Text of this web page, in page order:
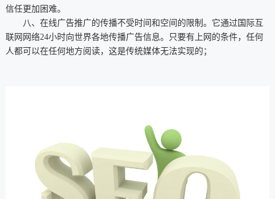
信任更加困难。
八、在线广告推广的传播不受时间和空间的限制。它通过国际互
联网网络24小时向世界各地传播广告信息。只要有上网的条件，任何
人都可以在任何地方阅读，这是传统媒体无法实现的；